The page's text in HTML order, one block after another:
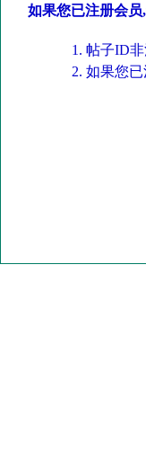
如果您已注册会
帖子ID
如果您